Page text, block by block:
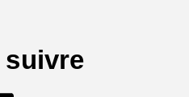
suivre